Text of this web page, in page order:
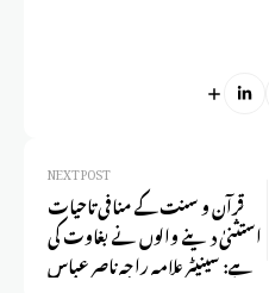
NEXT POST
قرآن و سنت کے منافی تاحیات
استثنیٰ دینے والوں نے بغاوت کی
ہے: سینیٹر علامہ راجہ ناصر عباس